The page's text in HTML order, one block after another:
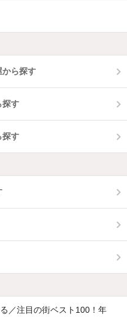
から探す
探す
探す
／注目の街ベスト100！年